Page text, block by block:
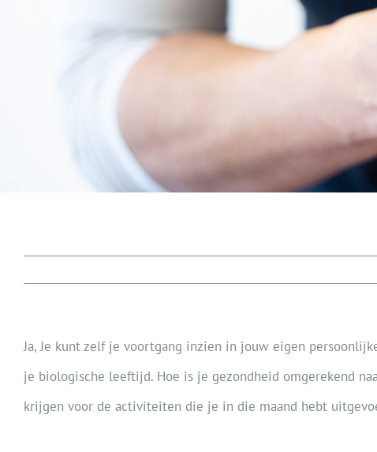
Ja, Je kunt zelf je voortgang inzien in jouw eigen
je biologische leeftijd. Hoe is je gezondheid omgerekend
krijgen voor de activiteiten die je in die maand hebt